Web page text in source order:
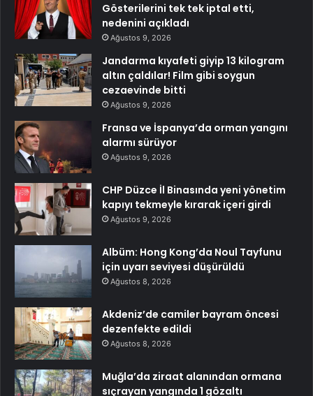
Gösterilerini tek tek iptal etti,
nedenini açıkladı
Ağustos 9, 2026
Jandarma kıyafeti giyip 13 kilogram
altın çaldılar! Film gibi soygun
cezaevinde bitti
Ağustos 9, 2026
Fransa ve İspanya’da orman yangını
alarmı sürüyor
Ağustos 9, 2026
CHP Düzce İl Binasında yeni yönetim
kapıyı tekmeyle kırarak içeri girdi
Ağustos 9, 2026
Albüm: Hong Kong’da Noul Tayfunu
için uyarı seviyesi düşürüldü
Ağustos 8, 2026
Akdeniz’de camiler bayram öncesi
dezenfekte edildi
Ağustos 8, 2026
Muğla’da ziraat alanından ormana
sıçrayan yangında 1 gözaltı